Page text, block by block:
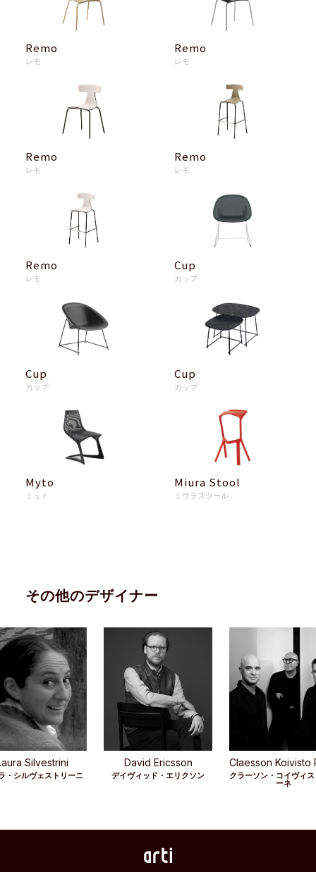
Remo
レモ
Remo
レモ
Remo
レモ
Remo
レモ
Remo
レモ
Cup
カップ
Cup
カップ
Cup
カップ
Myto
ミュト
Miura Stool
ミウラスツール
その他のデザイナー
Silvestrini
・シルヴェストリーニ
David Ericsson
デイヴィッド・エリクソン
Claesson Koivisto
クラーソン・コイヴィ
ーネ